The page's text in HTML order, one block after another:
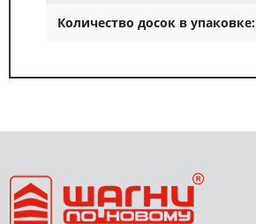
Количество досок в упаковке: